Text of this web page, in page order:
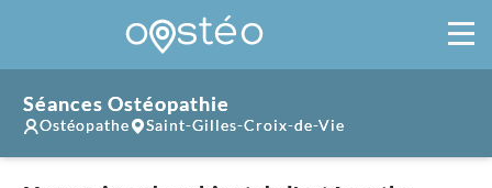
Séances Ostéopathie
Ostéopathe Saint-Gilles-Croix-de-Vie